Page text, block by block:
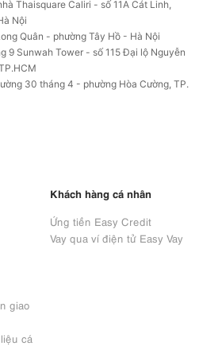
Thaisquare Caliri - số 11A Cát Linh,
Nội
Quân - phường Tây Hồ - Hà Nội
9 Sunwah Tower - số 115 Đại lộ Nguyễn
30 tháng 4 - phường Hòa Cường, TP.
giao
cá
Khách hàng cá nhân
Ứng tiền Easy Credit
Vay qua ví điện tử Easy Vay